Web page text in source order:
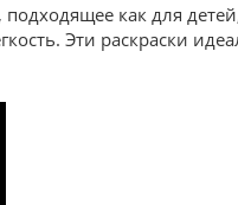
как для
Эти раскраски